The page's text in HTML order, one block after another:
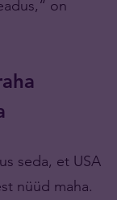
on
seda, et USA
nüüd maha.